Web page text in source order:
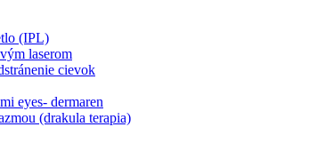
(IPL)
laserom
cievok
eyes- dermaren
(drakula terapia)